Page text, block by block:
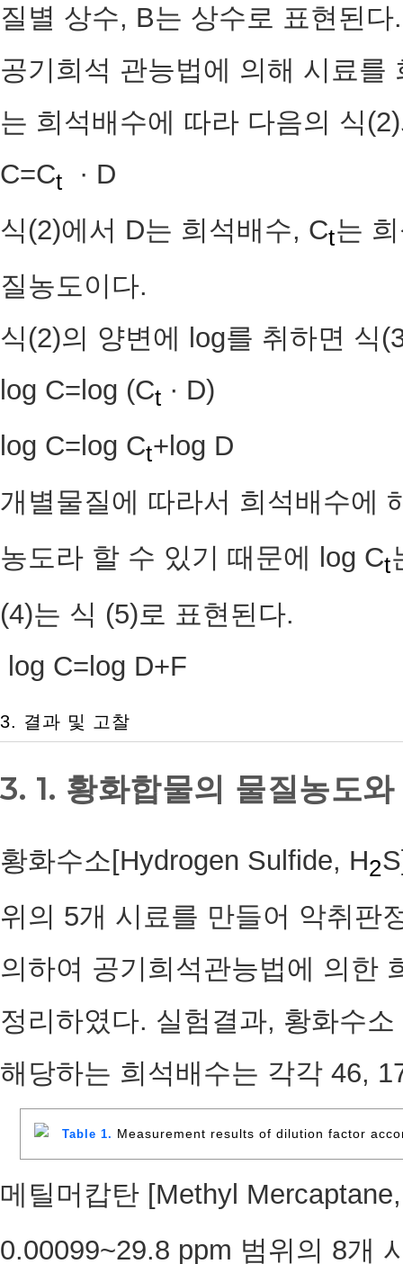
질별 상수, B는 상수로 표현된
공기희석 관능법에 의해 시료를
는 희석배수에 따라 다음의 식
C=Ct
· D
식(2)에서 D는 희석배수, Ct는
질농도이다.
식(2)의 양변에 log를 취하면 식
log C=log (Ct ∙ D)
log C=log Ct+log
개별물질에 따라서 희석배수에
농도라 할 수 있기 때문에 log Ct
(4)는 식 (5)로 표현된다.
log C=log
3. 결과 및 고찰
3. 1. 황화합물의 물질농도
황화수소[Hydrogen Sulfide, H2
위의 5개 시료를 만들어 악취판
의하여 공기희석관능법에 의한
정리하였다. 실험결과, 황화수
해당하는 희석배수는 각각 46,
Table 1. Measurement results of dilution factor
메틸머캅탄 [Methyl
0.00099~29.8 ppm 범위의 8개